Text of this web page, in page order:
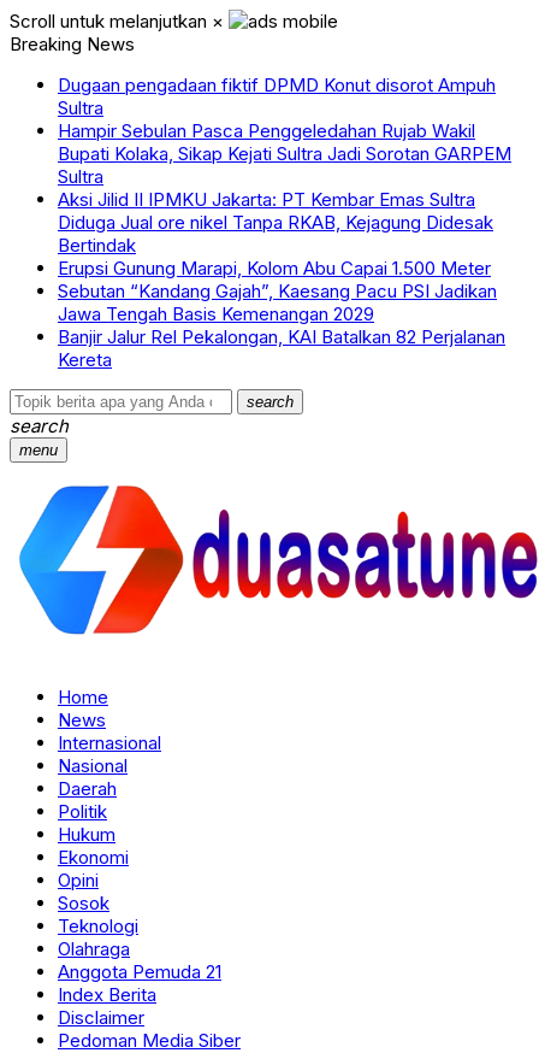
Scroll untuk melanjutkan ×
Breaking News
Dugaan pengadaan fiktif DPMD Konut disorot Ampuh
Sultra
‎Hampir Sebulan Pasca Penggeledahan Rujab Wakil
Bupati Kolaka, Sikap Kejati Sultra Jadi Sorotan GARPEM
Sultra
Aksi Jilid II IPMKU Jakarta: PT Kembar Emas Sultra
Diduga Jual ore nikel Tanpa RKAB, Kejagung Didesak
Bertindak
Erupsi Gunung Marapi, Kolom Abu Capai 1.500 Meter
Sebutan “Kandang Gajah”, Kaesang Pacu PSI Jadikan
Jawa Tengah Basis Kemenangan 2029
Banjir Jalur Rel Pekalongan, KAI Batalkan 82 Perjalanan
Kereta
search
search
menu
Home
News
Internasional
Nasional
Daerah
Politik
Hukum
Ekonomi
Opini
Sosok
Teknologi
Olahraga
Anggota Pemuda 21
Index Berita
Disclaimer
Pedoman Media Siber